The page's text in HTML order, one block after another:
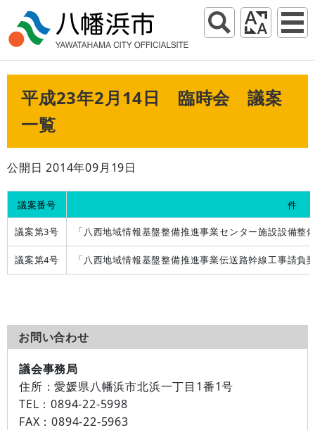
平成23年2月14日 臨時会 議案
一覧
公開日 2014年09月19日
議案番号 件
議案第3号 「八西地域情報基盤整備推進事業センター施設設備
議案第4号 「八西地域情報基盤整備推進事業伝送路幹線工事請
お問い合わせ
議会事務局
住所：愛媛県八幡浜市北浜一丁目1番1号
TEL：0894-22-5998
FAX：0894-22-5963